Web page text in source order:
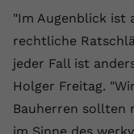
"Im Augenblick ist
rechtliche
jeder Fall ist
Holger Freitag.
Bauherren sollten
Zweck
Zweck
Anbieter
Externe Inhalte
Wir verwenden auf
um Ihnen